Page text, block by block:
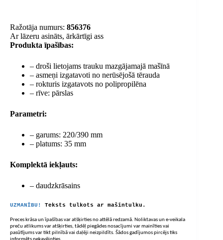
Ražotāja numurs: 856376
Ar lāzeru asināts, ārkārtīgi ass
Produkta īpašības:
– droši lietojams trauku mazgājamajā mašīnā
– asmeņi izgatavoti no nerūsējošā tērauda
– rokturis izgatavots no polipropilēna
– rīve: pārslas
Parametri:
– garums: 220/390 mm
– platums: 35 mm
Komplektā iekļauts:
– daudzkrāsains
UZMANĪBU! Teksts tulkots ar mašīntulku.
Preces krāsa un īpašības var atšķirties no attēlā redzamā. Noliktavas un e-veikala
preču atlikums var atšķirties, tādēļ piegādes nosacījumi var mainīties vai
pasūtījums var tikt pilnībā vai daļēji neizpildīts. Šādos gadījumos pircējs tiks